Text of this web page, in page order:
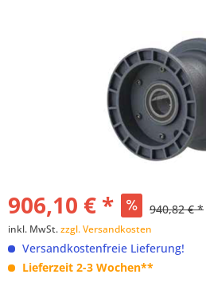
906,10 € * 940,82 € *
inkl. MwSt.zzgl. Versandkosten
Versandkostenfreie Lieferung!
Lieferzeit 2-3 Wochen**